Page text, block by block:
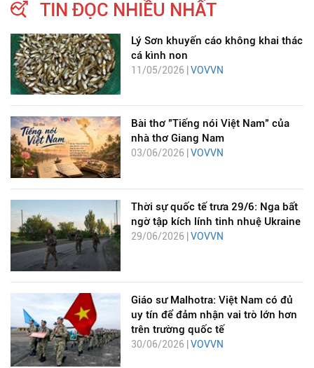
TIN ĐỌC NHIỀU NHẤT
Lý Sơn khuyến cáo không khai thác
cá kình non
11/05/2026 | VOVVN
Bài thơ "Tiếng nói Việt Nam" của
nhà thơ Giang Nam
03/06/2026 | VOVVN
Thời sự quốc tế trưa 29/6: Nga bất
ngờ tập kích lính tinh nhuệ Ukraine
29/06/2026 | VOVVN
Giáo sư Malhotra: Việt Nam có đủ
uy tín để đảm nhận vai trò lớn hơn
trên trường quốc tế
30/06/2026 | VOVVN